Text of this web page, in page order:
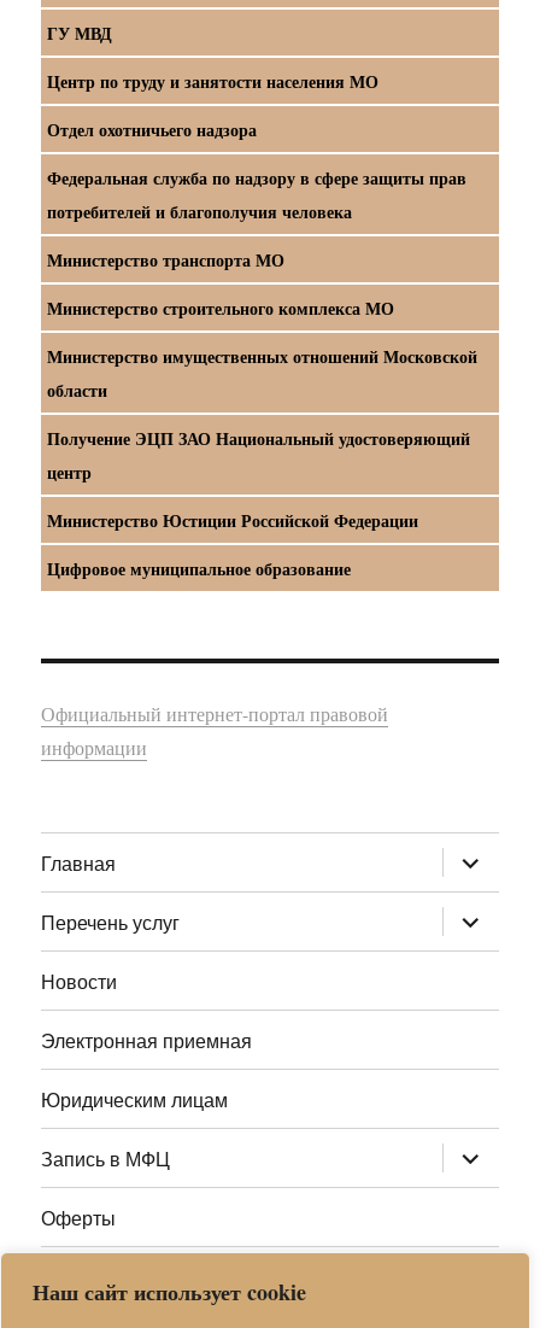
Наш сайт использует cookie
ГУ МВД
Центр по труду и занятости населения МО
Отдел охотничьего надзора
Федеральная служба по надзору в сфере защиты прав
потребителей и благополучия человека
Министерство транспорта МО
Министерство строительного комплекса МО
Министерство имущественных отношений Московской
области
Получение ЭЦП ЗАО Национальный удостоверяющий
центр
Министерство Юстиции Российской Федерации
Цифровое муниципальное образование
Официальный интернет-портал правовой
информации
Главная раскрыть
дочернее
меню
Перечень услуг
раскрыть
дочернее
меню
Новости
Электронная приемная
Юридическим лицам
Запись в МФЦ раскрыть
дочернее
меню
Оферты